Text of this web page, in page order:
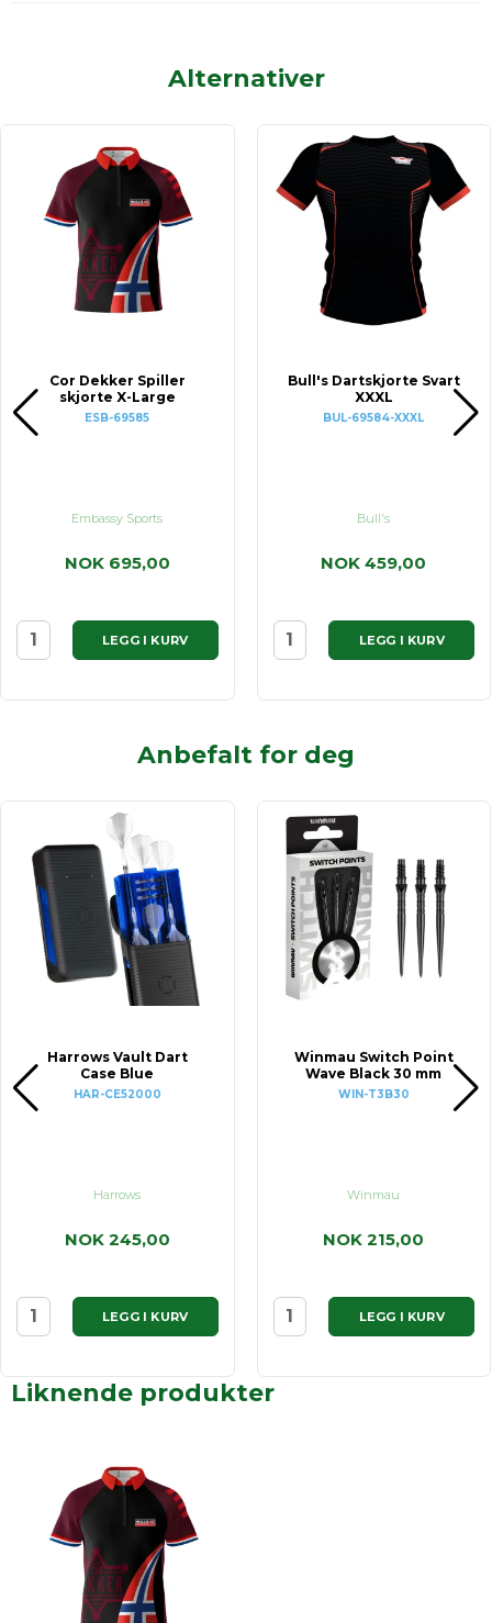
Alternativer
Cor Dekker Spiller
skjorte X-Large
ESB-69585
Embassy Sports
NOK 695,00
LEGG I KURV
Bull's Dartskjorte Svart
XXXL
BUL-69584-XXXL
Bull's
NOK 459,00
LEGG I KURV
Anbefalt for deg
Harrows Vault Dart
Case Blue
HAR-CE52000
Harrows
NOK 245,00
LEGG I KURV
Winmau Switch Point
Wave Black 30 mm
WIN-T3B30
Winmau
NOK 215,00
LEGG I KURV
Liknende produkter